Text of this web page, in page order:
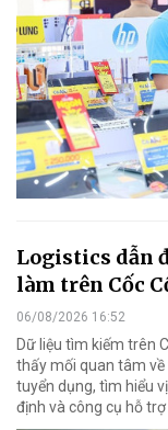
Logistics dẫn
làm trên Cốc
06/08/2026 16:52
Dữ liệu tìm kiếm trên
thấy mối quan tâm
tuyển dụng, tìm hiểu
định và công cụ hỗ